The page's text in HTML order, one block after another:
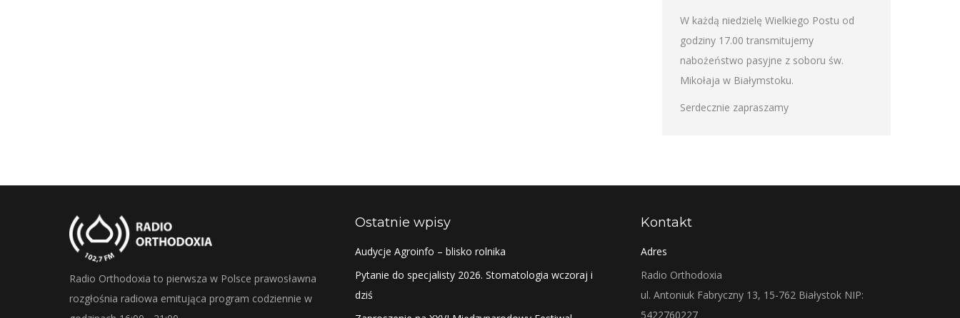
W każdą niedzielę Wielkiego Postu od
godziny 17.00 transmitujemy
nabożeństwo pasyjne z soboru św.
Mikołaja w Białymstoku.
Serdecznie zapraszamy
Radio Orthodoxia to pierwsza w Polsce prawosławna
rozgłośnia radiowa emitująca program codziennie w
Ostatnie wpisy
Audycje Agroinfo – blisko rolnika
Pytanie do specjalisty 2026. Stomatologia wczoraj i
dziś
Kontakt
Adres
Radio Orthodoxia
ul. Antoniuk Fabryczny 13, 15-762 Białystok NIP:
5422760227